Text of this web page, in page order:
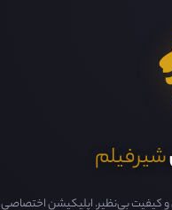
شیرفیلم
و کیفیت بی‌نظیر. اپلیکیشن اختصاصی